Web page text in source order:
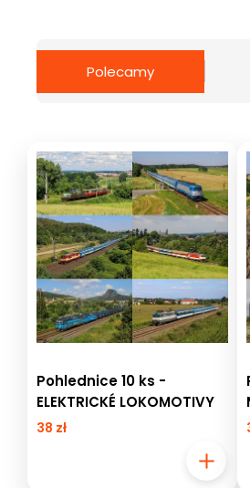
Polecamy
Pohlednice 10 ks -
ELEKTRICKÉ LOKOMOTIVY
38 zł